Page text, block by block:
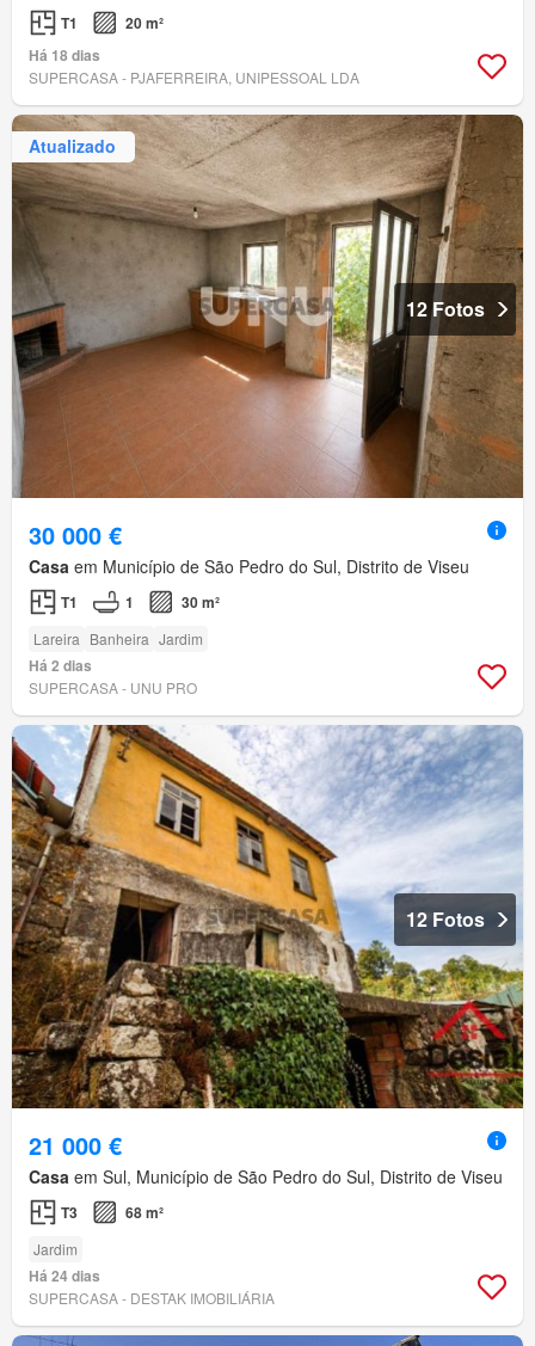
T1
20 m²
Há 18 dias
SUPERCASA - PJAFERREIRA, UNIPESSOAL LDA
Atualizado
12 Fotos
30 000 €
Casa em Município de São Pedro do Sul, Distrito de Viseu
T1 1 30 m²
Lareira Banheira Jardim
Há 2 dias
SUPERCASA - UNU PRO
12 Fotos
21 000 €
Casa em Sul, Município de São Pedro do Sul, Distrito de Viseu
T3 68 m²
Jardim
Há 24 dias
SUPERCASA - DESTAK IMOBILIÁRIA